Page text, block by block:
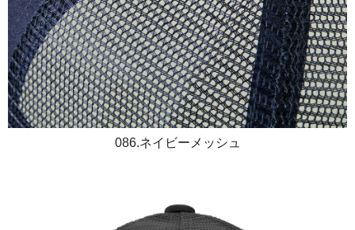
086.ネイビーメッシュ